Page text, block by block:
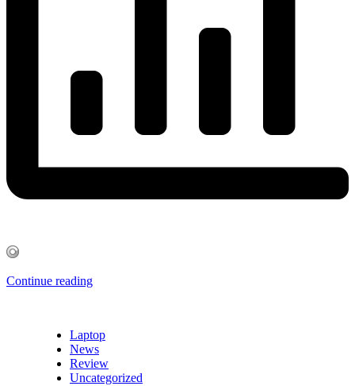
Continue reading
Laptop
News
Review
Uncategorized